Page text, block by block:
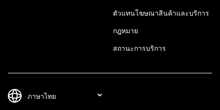
ตัวแทนโฆษณาสินค้าและบริการ
กฎหมาย
สถานะการบริการ